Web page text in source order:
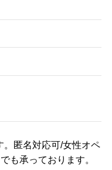
。匿名対応可/女性オペ
も承っております。